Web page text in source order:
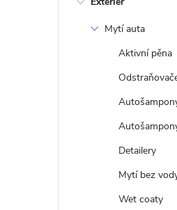
Mytí auta
Aktivní pěna
Detailery
Mytí bez
Wet coaty